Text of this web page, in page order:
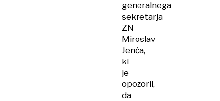
generalnega
sekretarja
ZN
Miroslav
Jenča,
ki
je
opozoril,
da